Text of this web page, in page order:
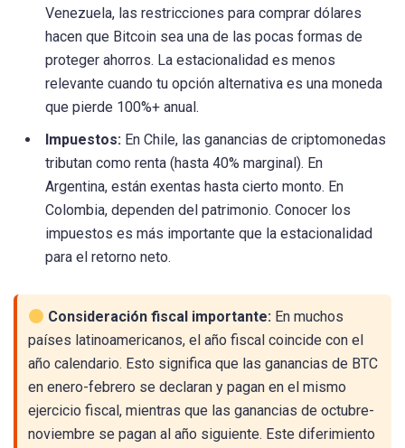
Venezuela, las restricciones para comprar dólares
hacen que Bitcoin sea una de las pocas formas de
proteger ahorros. La estacionalidad es menos
relevante cuando tu opción alternativa es una moneda
que pierde 100%+ anual.
Impuestos: En Chile, las ganancias de criptomonedas
tributan como renta (hasta 40% marginal). En
Argentina, están exentas hasta cierto monto. En
Colombia, dependen del patrimonio. Conocer los
impuestos es más importante que la estacionalidad
para el retorno neto.
Consideración fiscal importante: En muchos
países latinoamericanos, el año fiscal coincide con el
año calendario. Esto significa que las ganancias de BTC
en enero-febrero se declaran y pagan en el mismo
ejercicio fiscal, mientras que las ganancias de octubre-
noviembre se pagan al año siguiente. Este diferimiento